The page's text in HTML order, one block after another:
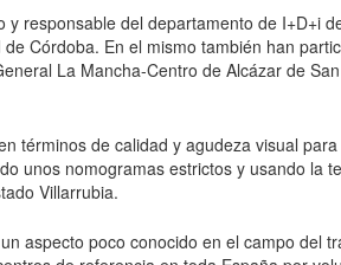
responsable del departamento de I+D+i
Córdoba. En el mismo también han
La Mancha-Centro de Alcázar de
términos de calidad y agudeza visual
unos nomogramas estrictos y usando la
Villarrubia.
aspecto poco conocido en el campo del